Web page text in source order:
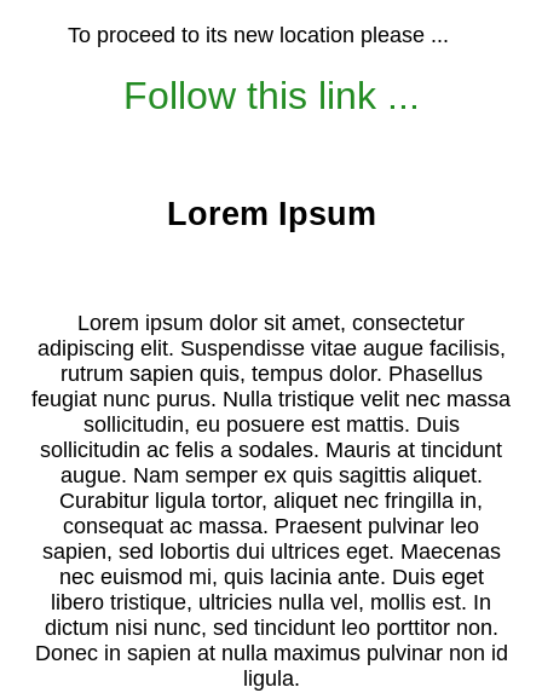
To proceed to its new location please ...
Follow this link ...
Lorem Ipsum
Lorem ipsum dolor sit amet, consectetur
adipiscing elit. Suspendisse vitae augue facilisis,
rutrum sapien quis, tempus dolor. Phasellus
feugiat nunc purus. Nulla tristique velit nec massa
sollicitudin, eu posuere est mattis. Duis
sollicitudin ac felis a sodales. Mauris at tincidunt
augue. Nam semper ex quis sagittis aliquet.
Curabitur ligula tortor, aliquet nec fringilla in,
consequat ac massa. Praesent pulvinar leo
sapien, sed lobortis dui ultrices eget. Maecenas
nec euismod mi, quis lacinia ante. Duis eget
libero tristique, ultricies nulla vel, mollis est. In
dictum nisi nunc, sed tincidunt leo porttitor non.
Donec in sapien at nulla maximus pulvinar non id
ligula.